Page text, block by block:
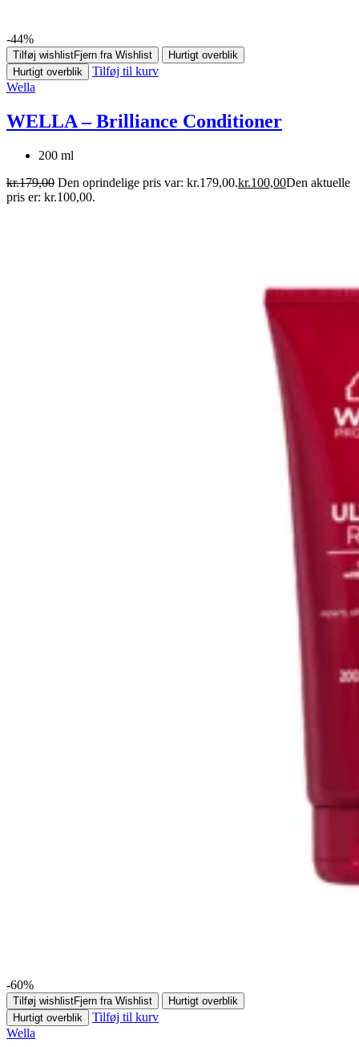
-44%
Tilføj wishlistFjern fra Wishlist
Hurtigt overblik
Hurtigt overblik
Tilføj til kurv
Wella
WELLA – Brilliance Conditioner
200 ml
kr.179,00 Den oprindelige pris var: kr.179,00.kr.100,00Den aktuelle
pris er: kr.100,00.
-60%
Tilføj wishlistFjern fra Wishlist
Hurtigt overblik
Hurtigt overblik
Tilføj til kurv
Wella